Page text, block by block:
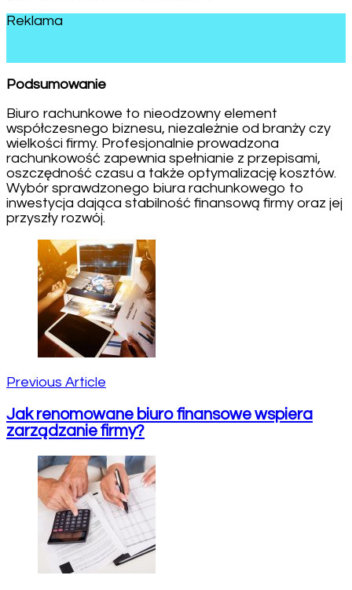
Reklama
Podsumowanie
Biuro rachunkowe to nieodzowny element
współczesnego biznesu, niezależnie od branży czy
wielkości firmy. Profesjonalnie prowadzona
rachunkowość zapewnia spełnianie z przepisami,
oszczędność czasu a także optymalizację kosztów.
Wybór sprawdzonego biura rachunkowego to
inwestycja dająca stabilność finansową firmy oraz jej
przyszły rozwój.
Post
Navigation
Previous Article
Jak renomowane biuro finansowe wspiera
zarządzanie firmy?